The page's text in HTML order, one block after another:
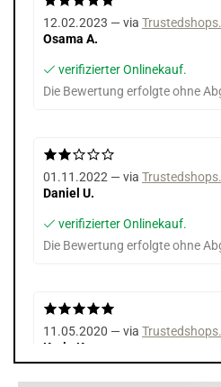
12.02.2023 — via
Osama A.
verifizierter Onlinekauf.
Die Bewertung erfolgte ohne
01.11.2022 — via
Daniel U.
verifizierter Onlinekauf.
Die Bewertung erfolgte ohne
11.05.2020 — via
Karin K.
verifizierter Onlinekauf.